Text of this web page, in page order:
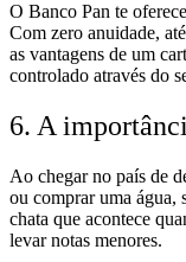
O Banco Pan te
Com zero anuidade,
as vantagens de um
controlado através do
6. A
Ao chegar no país de
ou comprar uma água,
chata que acontece
levar notas menores.